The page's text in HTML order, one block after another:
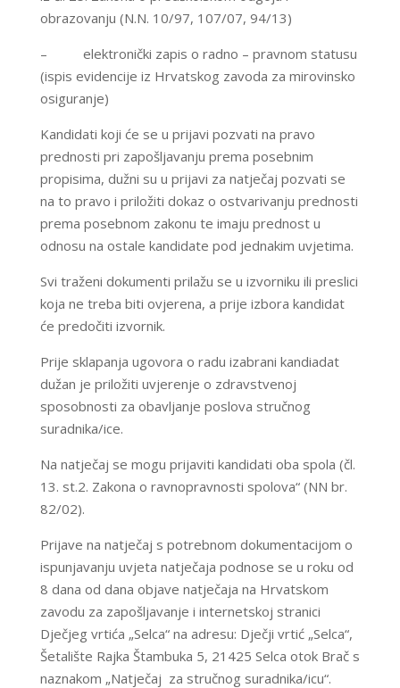
obrazovanju (N.N. 10/97, 107/07, 94/13)
– elektronički zapis o radno – pravnom statusu
(ispis evidencije iz Hrvatskog zavoda za mirovinsko
osiguranje)
Kandidati koji će se u prijavi pozvati na pravo
prednosti pri zapošljavanju prema posebnim
propisima, dužni su u prijavi za natječaj pozvati se
na to pravo i priložiti dokaz o ostvarivanju prednosti
prema posebnom zakonu te imaju prednost u
odnosu na ostale kandidate pod jednakim uvjetima.
Svi traženi dokumenti prilažu se u izvorniku ili preslici
koja ne treba biti ovjerena, a prije izbora kandidat
će predočiti izvornik.
Prije sklapanja ugovora o radu izabrani kandiadat
dužan je priložiti uvjerenje o zdravstvenoj
sposobnosti za obavljanje poslova stručnog
suradnika/ice.
Na natječaj se mogu prijaviti kandidati oba spola (čl.
13. st.2. Zakona o ravnopravnosti spolova“ (NN br.
82/02).
Prijave na natječaj s potrebnom dokumentacijom o
ispunjavanju uvjeta natječaja podnose se u roku od
8 dana od dana objave natječaja na Hrvatskom
zavodu za zapošljavanje i internetskoj stranici
Dječjeg vrtića „Selca“ na adresu: Dječji vrtić „Selca“,
Šetalište Rajka Štambuka 5, 21425 Selca otok Brač s
naznakom „Natječaj za stručnog suradnika/icu“.